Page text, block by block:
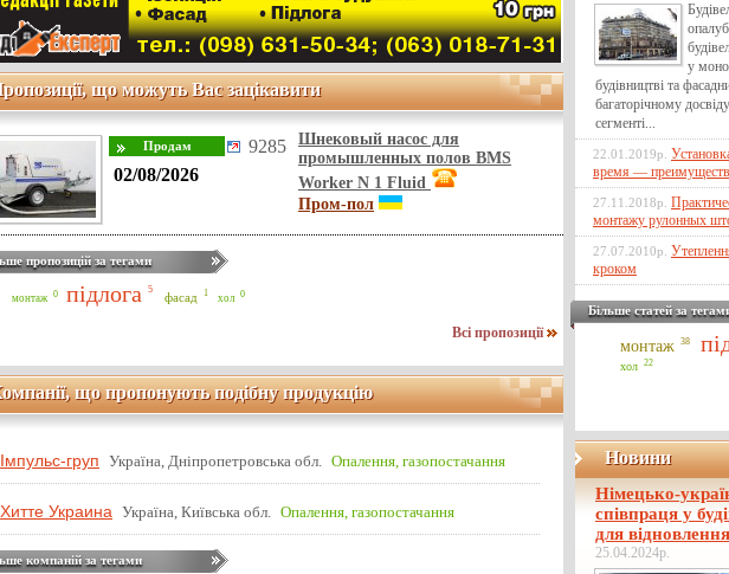
що можуть Вас зацікавити
02/08/2026
9285
Шнековый насос для
промышленных полов BMS
Worker N 1 Fluid
Пром-пол
пропозицій за тегами
монтаж 0 підлога 5
фасад 1 хол 0
Всі пропозиції
що пропонують подібну продукцію
Імпульс-груп Україна, Дніпропетровська обл. Опалення, газопостачання
Хитте Украина Україна, Київська обл. Опалення, газопостачання
компаній за тегами
у
будівництві та
багаторічному
сегменті...
22.01.2019р.
время —
27.11.2018р.
монтажу рулонных
27.07.2010р.
кроком
Більше статей за
монтаж 38
хол 22
Новини
Німецько-
співпраця у
для
25.04.2024р.